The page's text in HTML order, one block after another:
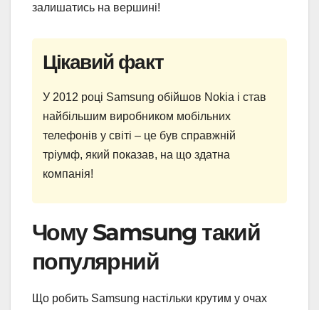
залишатись на вершині!
Цікавий факт
У 2012 році Samsung обійшов Nokia і став
найбільшим виробником мобільних
телефонів у світі – це був справжній
тріумф, який показав, на що здатна
компанія!
Чому Samsung такий
популярний
Що робить Samsung настільки крутим у очах